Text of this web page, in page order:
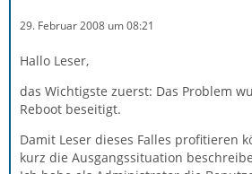
29. Februar 2008 um 08:21
Hallo Leser,
das Wichtigste zuerst: Das Problem
Reboot beseitigt.
Damit Leser dieses Falles profitieren
kurz die Ausgangssituation